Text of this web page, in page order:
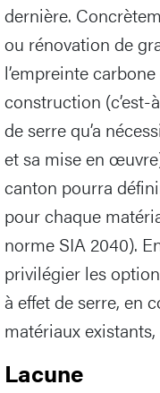
dernière.
ou rénovation de
l’empreinte
construction
de serre qu’a
et sa mise en
canton pourra
pour chaque
norme SIA 2040).
privilégier les
à effet de serre, en
matériaux
Lacune